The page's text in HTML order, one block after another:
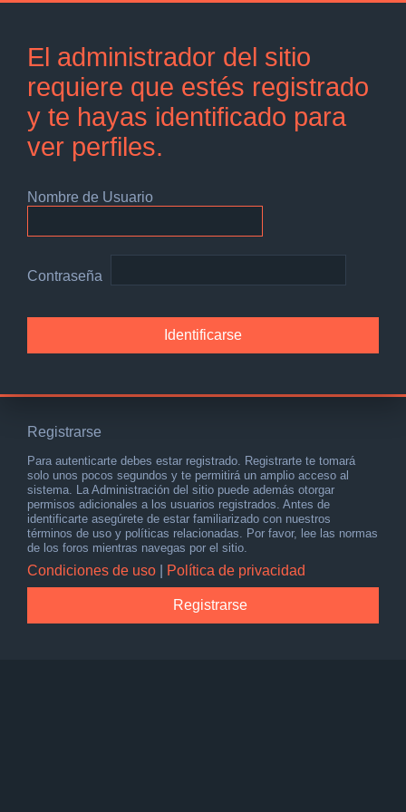
El administrador del sitio
requiere que estés registrado
y te hayas identificado para
ver perfiles.
Nombre de Usuario
Contraseña
Registrarse
Para autenticarte debes estar registrado. Registrarte te tomará
solo unos pocos segundos y te permitirá un amplio acceso al
sistema. La Administración del sitio puede además otorgar
permisos adicionales a los usuarios registrados. Antes de
identificarte asegúrete de estar familiarizado con nuestros
términos de uso y políticas relacionadas. Por favor, lee las normas
de los foros mientras navegas por el sitio.
Condiciones de uso Política de privacidad
Registrarse